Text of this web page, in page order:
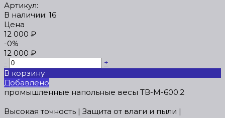
Артикул:
В наличии: 16
Цена
12 000 ₽
-0%
12 000 ₽
-
+
В корзину
Добавлено
промышленные напольные весы ТВ-М-600.2
Высокая точность | Защита от влаги и пыли |